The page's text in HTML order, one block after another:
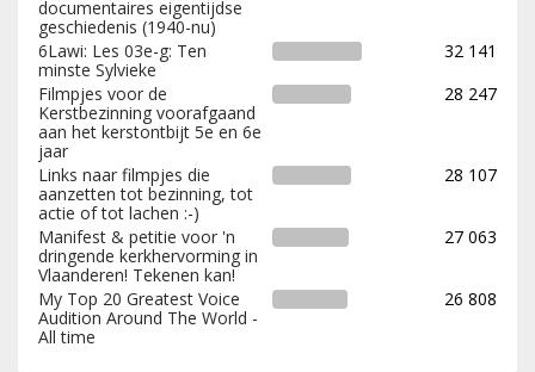
documentaires eigentijdse
geschiedenis (1940-nu)
6Lawi: Les 03e-g: Ten
minste Sylvieke
32 141
Filmpjes voor de
Kerstbezinning voorafgaand
aan het kerstontbijt 5e en 6e
jaar
28 247
Links naar filmpjes die
aanzetten tot bezinning, tot
actie of tot lachen :-)
28 107
Manifest & petitie voor 'n
dringende kerkhervorming in
Vlaanderen! Tekenen kan!
27 063
My Top 20 Greatest Voice
Audition Around The World -
All time
26 808